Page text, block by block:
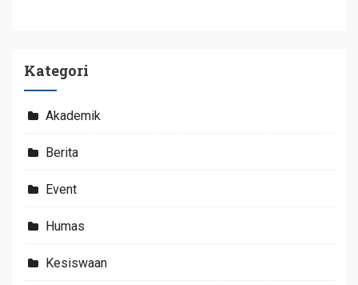
Kategori
Akademik
Berita
Event
Humas
Kesiswaan